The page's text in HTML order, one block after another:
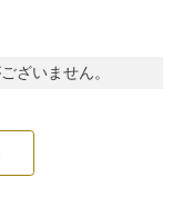
ざいません。